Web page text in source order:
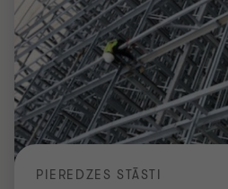
PIEREDZES STĀSTI